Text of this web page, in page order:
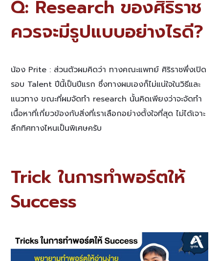
Q: Research ของศิริราช
ควรจะมีรูปแบบอย่างไรดี?
น้อง Prite : ส่วนตัวผมคิดว่า ทางคณะแพทย์ ศิริราชพึ่งเปิด
รอบ Talent ปีนี้เป็นปีแรก ซึ่งทางผมเองก็ไม่แน่ใจในวิธีและ
แนวทาง ขณะที่ผมจัดทำ research นั้นคิดเพียงว่าจะจัดทำ
เนื้อหาที่เกี่ยวข้องกับสิ่งที่เราเลือกอย่างตั้งใจที่สุด ไม่ได้เจาะ
ลึกทิศทางไหนเป็นพิเศษครับ
Trick ในการทำพอร์ตให้
Success